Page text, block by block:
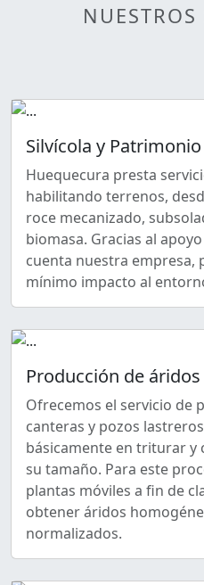
Silvícola y Patrimonio
Huequecura presta
habilitando terrenos,
roce mecanizado,
biomasa. Gracias al
cuenta nuestra empresa,
mínimo impacto al
Producción de áridos
Ofrecemos el servicio de
canteras y pozos
básicamente en triturar y
su tamaño. Para este
plantas móviles a fin de
obtener áridos
normalizados.